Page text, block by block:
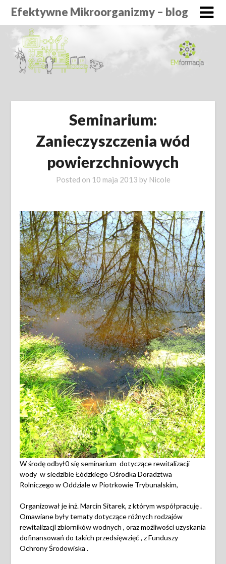
Efektywne Mikroorganizmy – blog
Seminarium:
Zanieczyszczenia wód
powierzchniowych
Posted on 10 maja 2013 by Nicole
W środę odbył0 się seminarium dotyczące rewitalizacji
wody w siedzibie Łódzkiego Ośrodka Doradztwa
Rolniczego w Oddziale w Piotrkowie Trybunalskim,
Organizował je inż. Marcin Sitarek, z którym współpracuję .
Omawiane były tematy dotyczące różnych rodzajów
rewitalizacji zbiorników wodnych , oraz możliwości uzyskania
dofinansowań do takich przedsięwzięć , z Funduszy
Ochrony Środowiska .